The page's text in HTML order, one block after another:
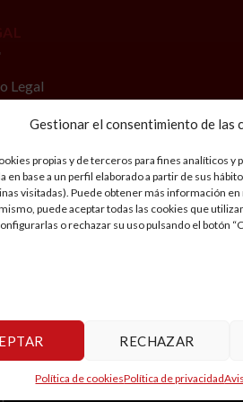
Gestionar el consentimiento de las
propias y de terceros para fines analíticos y
en base a un perfil elaborado a partir de sus
visitadas). Puede obtener más información
puede aceptar todas las cookies que
o rechazar su uso pulsando el botón
RECHAZAR
Política de cookiesPolítica de privacidad
Legal
de privacidad
generales de Viaje
de cookies